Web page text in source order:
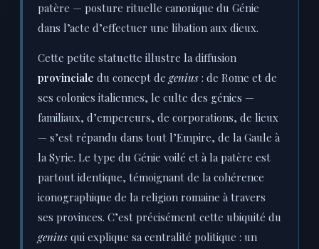
patère — posture rituelle canonique du Génie
dans l’acte d’effectuer une libation aux dieux.
Cette petite statuette illustre la diffusion
provinciale du concept de genius : de Rome et de
ses colonies italiennes, le culte des génies —
familiaux, d’empereurs, de corporations, de lieux
— s’est répandu dans tout l’Empire, de la Gaule à
la Syrie. Le type du Génie voilé et à la patère est
partout identique, témoignant de la cohérence
iconographique de la religion romaine à travers
ses provinces. C’est précisément cette ubiquité du
genius qui explique sa centralité politique : un